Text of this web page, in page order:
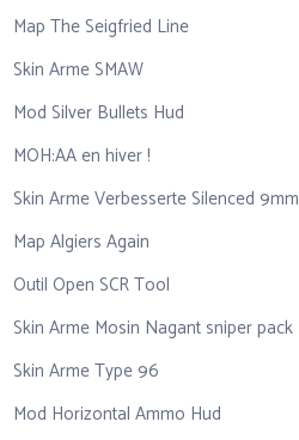
Map The Seigfried Line
Skin Arme SMAW
Mod Silver Bullets Hud
MOH:AA en hiver !
Skin Arme Verbesserte Silenced 9mm
Map Algiers Again
Outil Open SCR Tool
Skin Arme Mosin Nagant sniper pack
Skin Arme Type 96
Mod Horizontal Ammo Hud